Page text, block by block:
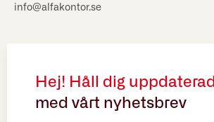
info@alfakontor.se
Hej! Håll dig uppdaterad
med vårt nyhetsbrev